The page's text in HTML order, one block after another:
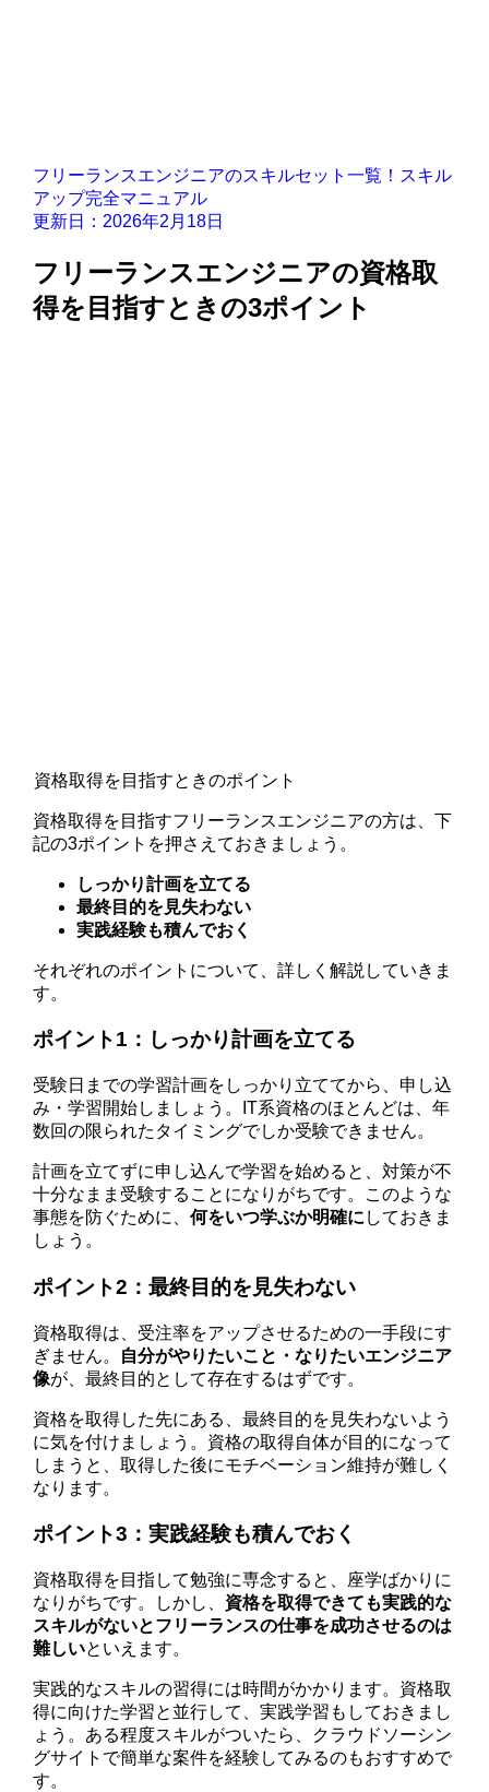
フリーランスエンジニアのスキルセット一覧！スキル
アップ完全マニュアル
更新日：2026年2月18日
フリーランスエンジニアの資格取
得を目指すときの3ポイント
資格取得を目指すときのポイント
資格取得を目指すフリーランスエンジニアの方は、下
記の3ポイントを押さえておきましょう。
しっかり計画を立てる
最終目的を見失わない
実践経験も積んでおく
それぞれのポイントについて、詳しく解説していきま
す。
ポイント1：しっかり計画を立てる
受験日までの学習計画をしっかり立ててから、申し込
み・学習開始しましょう。IT系資格のほとんどは、年
数回の限られたタイミングでしか受験できません。
計画を立てずに申し込んで学習を始めると、対策が不
十分なまま受験することになりがちです。このような
事態を防ぐために、何をいつ学ぶか明確に しておきま
しょう。
ポイント2：最終目的を見失わない
資格取得は、受注率をアップさせるための一手段にす
ぎません。 自分がやりたいこと・なりたいエンジニア
像が、最終目的として存在するはずです。
資格を取得した先にある、最終目的を見失わないよう
に気を付けましょう。資格の取得自体が目的になって
しまうと、取得した後にモチベーション維持が難しく
なります。
ポイント3：実践経験も積んでおく
資格取得を目指して勉強に専念すると、座学ばかりに
なりがちです。しかし、 資格を取得できても実践的な
スキルがないとフリーランスの仕事を成功させるのは
難しいといえます。
実践的なスキルの習得には時間がかかります。資格取
得に向けた学習と並行して、実践学習もしておきまし
ょう。ある程度スキルがついたら、クラウドソーシン
グサイトで簡単な案件を経験してみるのもおすすめで
す。